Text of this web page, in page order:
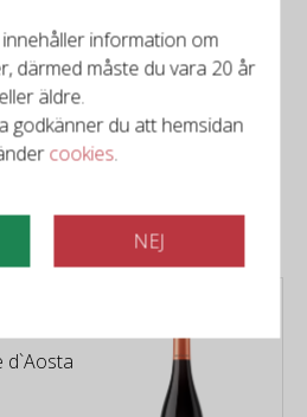
mer att upptäcka
d`Aosta
information om
därmed måste du vara 20 år
eller äldre.
godkänner du att hemsidan
cookies.
NEJ